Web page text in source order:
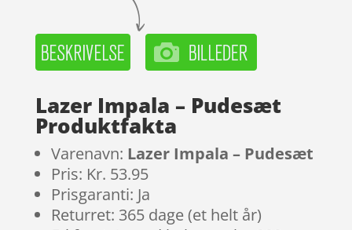
Lazer Impala – Pudesæt
Produktfakta
Varenavn: Lazer Impala – Pudesæt
Pris: Kr. 53.95
Prisgaranti: Ja
Returret: 365 dage (et helt år)